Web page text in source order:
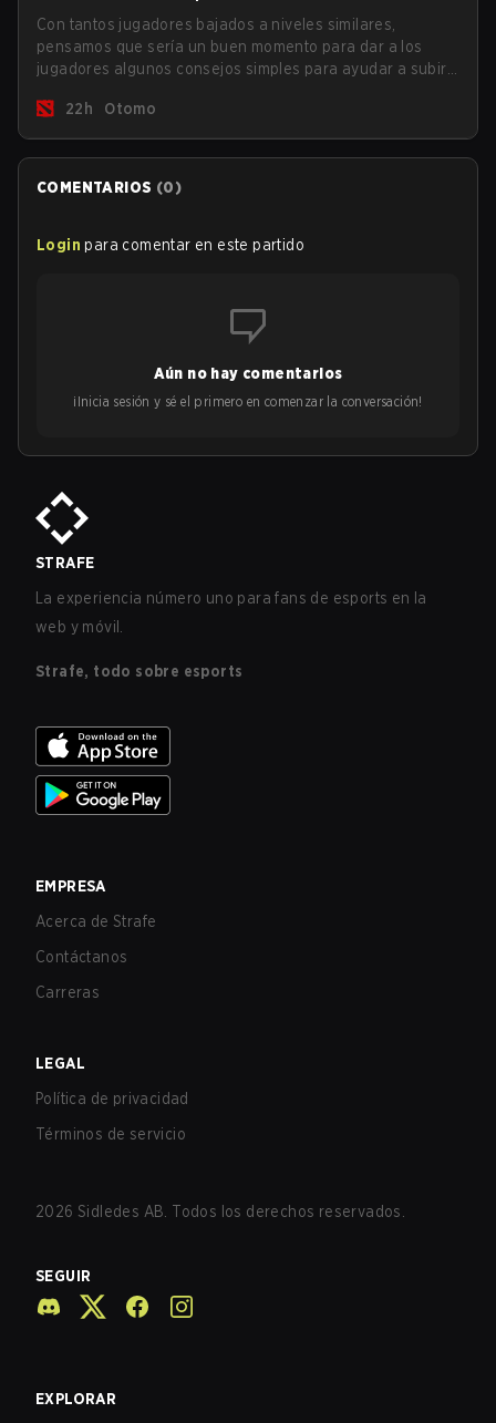
Con tantos jugadores bajados a niveles similares,
pensamos que sería un buen momento para dar a los
jugadores algunos consejos simples para ayudar a subir
22h
Otomo
COMENTARIOS (0)
Login para comentar en este partido
Aún no hay comentarios
¡Inicia sesión y sé el primero en comenzar la conversación!
STRAFE
La experiencia número uno para fans de esports en la
web y móvil.
Strafe, todo sobre esports
EMPRESA
Acerca de Strafe
Contáctanos
Carreras
LEGAL
Política de privacidad
Términos de servicio
2026 Sidledes AB. Todos los derechos reservados.
SEGUIR
EXPLORAR